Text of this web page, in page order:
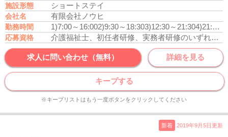
施設形態 ショートステイ
会社名 有限会社ノウヒ
勤務時間 1)7:00～16:002)9:30～18:303)12:30～21:304)21:30～翌7:30(休憩2時間)
応募資格 介護福祉士、初任者研修、実務者研修のいずれかの資格をお持ちの方
求人に問い合わせ（無料） 詳細を見る
キープする
※キープリストはもう一度ボタンをクリックしてください
新着 2019年9月5日更新